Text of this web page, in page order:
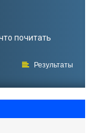
почитать
Результаты